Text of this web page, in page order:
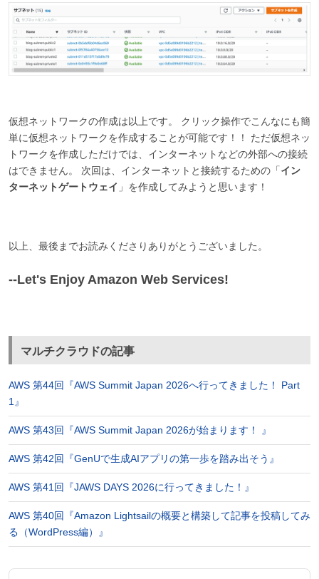
仮想ネットワークの作成は以上です。 クリック操作でこんなにも簡
単に仮想ネットワークを作成することが可能です！！ ただ仮想ネッ
トワークを作成しただけでは、インターネットなどの外部への接続
はできません。 次回は、インターネットと接続するための「イン
ターネットゲートウェイ 」を作成してみようと思います！
以上、最後までお読みくださりありがとうございました。
--Let's Enjoy Amazon Web Services!
マルチクラウドの記事
AWS 第44回『AWS Summit Japan 2026へ行ってきました！ Part
1』
AWS 第43回『AWS Summit Japan 2026が始まります！ 』
AWS 第42回『GenUで生成AIアプリの第一歩を踏み出そう』
AWS 第41回『JAWS DAYS 2026に行ってきました！』
AWS 第40回『Amazon Lightsailの概要と構築して記事を投稿してみ
る（WordPress編）』